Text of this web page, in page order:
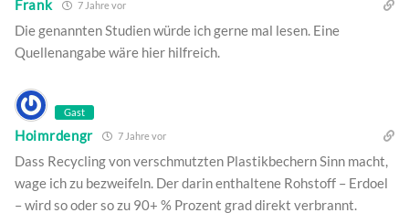
Frank 7 Jahre vor
Die genannten Studien würde ich gerne mal lesen. Eine
Quellenangabe wäre hier hilfreich.
Gast
Hoimrdengr 7 Jahre vor
Dass Recycling von verschmutzten Plastikbechern Sinn macht,
wage ich zu bezweifeln. Der darin enthaltene Rohstoff – Erdoel
– wird so oder so zu 90+ % Prozent grad direkt verbrannt.